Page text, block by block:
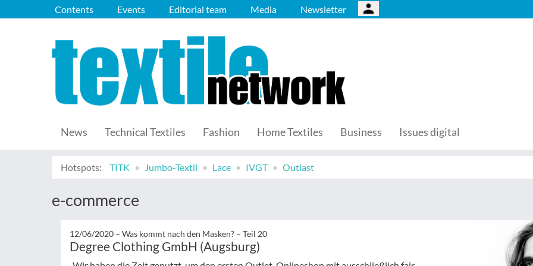
Contents Events Editorial team Media Newsletter
News Technical Textiles Fashion Home Textiles Business Issues digital
Hotspots: TITK Jumbo-Textil Lace IVGT Outlast
e-commerce
12/06/2020 – Was kommt nach den Masken? – Teil 20
Degree Clothing GmbH (Augsburg)